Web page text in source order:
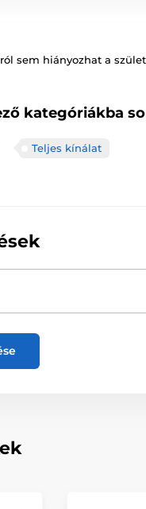
sem hiányozhat a
kategóriákba
Teljes kínálat